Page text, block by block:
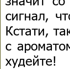
сигнал,
Кстати,
с
худейте!